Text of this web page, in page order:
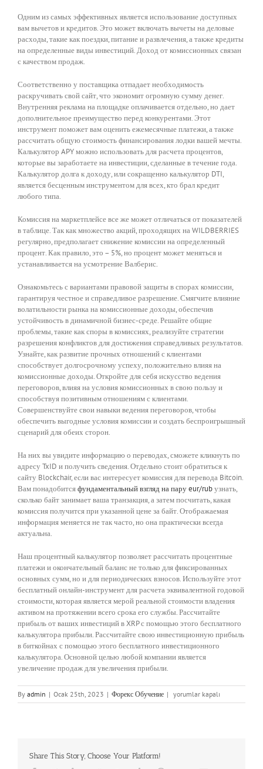
Одним из самых эффективных является использование доступных
вам вычетов и кредитов. Это может включать вычеты на деловые
расходы, такие как поездки, питание и развлечения, а также кредиты
на определенные виды инвестиций. Доход от комиссионных связан
с качеством продаж.
Соответственно у поставщика отпадает необходимость
раскручивать свой сайт, что экономит огромную сумму денег.
Внутренняя реклама на площадке оплачивается отдельно, но дает
дополнительное преимущество перед конкурентами. Этот
инструмент поможет вам оценить ежемесячные платежи, а также
рассчитать общую стоимость финансирования лодки вашей мечты.
Калькулятор APY можно использовать для расчета процентов,
которые вы заработаете на инвестиции, сделанные в течение года.
Калькулятор долга к доходу, или сокращенно калькулятор DTI,
является бесценным инструментом для всех, кто брал кредит
любого типа.
Комиссия на маркетплейсе все же может отличаться от показателей
в таблице. Так как множество акций, проходящих на WILDBERRIES
регулярно, предполагает снижение комиссии на определенный
процент. Как правило, это – 5%, но процент может меняться и
устанавливается на усмотрение Валберис.
Ознакомьтесь с вариантами правовой защиты в спорах комиссии,
гарантируя честное и справедливое разрешение. Смягчите влияние
волатильности рынка на комиссионные доходы, обеспечив
устойчивость в динамичной бизнес-среде. Решайте общие
проблемы, такие как споры в комиссиях, реализуйте стратегии
разрешения конфликтов для достижения справедливых результатов.
Узнайте, как развитие прочных отношений с клиентами
способствует долгосрочному успеху, положительно влияя на
комиссионные доходы. Откройте для себя искусство ведения
переговоров, влияя на условия комиссионных в свою пользу и
способствуя позитивным отношениям с клиентами.
Совершенствуйте свои навыки ведения переговоров, чтобы
обеспечить выгодные условия комиссии и создать беспроигрышный
сценарий для обеих сторон.
На них вы увидите информацию о переводах, сможете кликнуть по
адресу TxID и получить сведения. Отдельно стоит обратиться к
сайту Blockchair, если вас интересует комиссия для перевода Bitcoin.
Вам понадобитсяфундаментальный взгляд на пару eur/rubузнать,
сколько байт занимает ваша транзакция, а затем посчитать, какая
комиссия получится при указанной цене за байт. Отображаемая
информация меняется не так часто, но она практически всегда
актуальна.
Наш процентный калькулятор позволяет рассчитать процентные
платежи и окончательный баланс не только для фиксированных
основных сумм, но и для периодических взносов. Используйте этот
бесплатный онлайн-инструмент для расчета эквивалентной годовой
стоимости, которая является мерой реальной стоимости владения
активом на протяжении всего срока его службы. Рассчитайте
прибыль от ваших инвестиций в XRP с помощью этого бесплатного
калькулятора прибыли. Рассчитайте свою инвестиционную прибыль
в биткойнах с помощью этого бесплатного инвестиционного
калькулятора. Основной целью любой компании является
увеличение продаж для увеличения прибыли.
By admin | Ocak 25th, 2023 | Форекс Обучение | Калькулятор
комиссий
yorumlar kapalı
Share This Story, Choose Your Platform!